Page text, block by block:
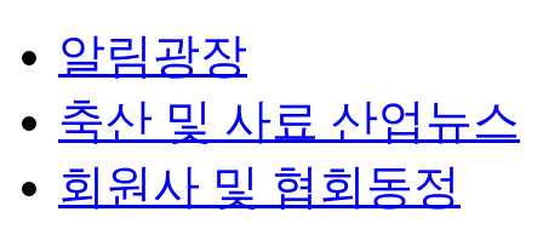
알림광장
축산 및 사료 산업뉴스
회원사 및 협회동정